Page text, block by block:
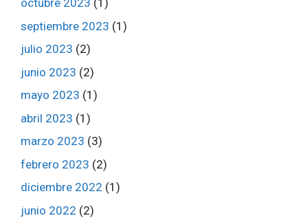
octubre 2023 (1)
septiembre 2023 (1)
julio 2023 (2)
junio 2023 (2)
mayo 2023 (1)
abril 2023 (1)
marzo 2023 (3)
febrero 2023 (2)
diciembre 2022 (1)
junio 2022 (2)